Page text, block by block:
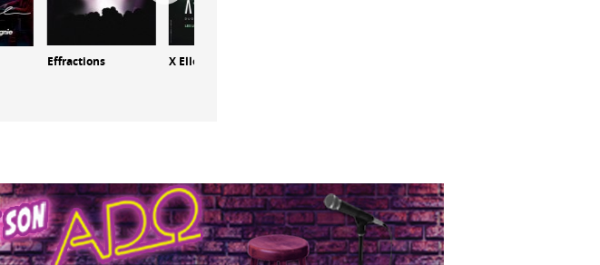
Effractions X Elles